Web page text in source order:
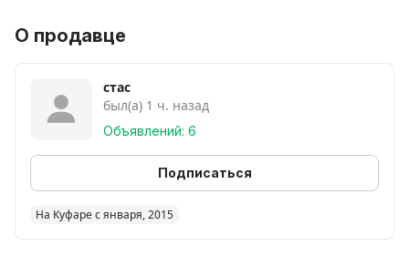
О продавце
стас
был(а) 1 ч. назад
Объявлений: 6
Подписаться
На Куфаре с января, 2015